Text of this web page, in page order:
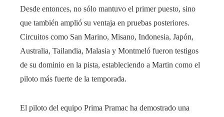
Desde entonces, no sólo mantuvo el primer puesto, sino
que también amplió su ventaja en pruebas posteriores.
Circuitos como San Marino, Misano, Indonesia, Japón,
Australia, Tailandia, Malasia y Montmeló fueron testigos
de su dominio en la pista, estableciendo a Martin como el
piloto más fuerte de la temporada.
El piloto del equipo Prima Pramac ha demostrado una